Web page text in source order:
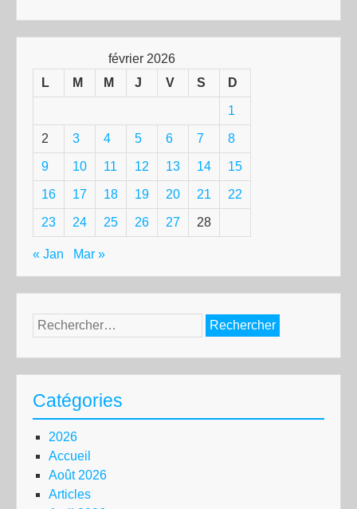
février 2026
L
M M J V S D
1
2 3 4 5 6 7 8
9 10 11 12 13 14 15
16 17 18 19 20 21 22
23 24 25 26 27 28
« Jan Mar »
Rechercher :
Catégories
2026
Accueil
Août 2026
Articles